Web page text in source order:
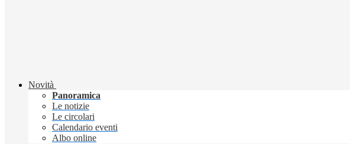
Novità
Panoramica
Le notizie
Le circolari
Calendario eventi
Albo online